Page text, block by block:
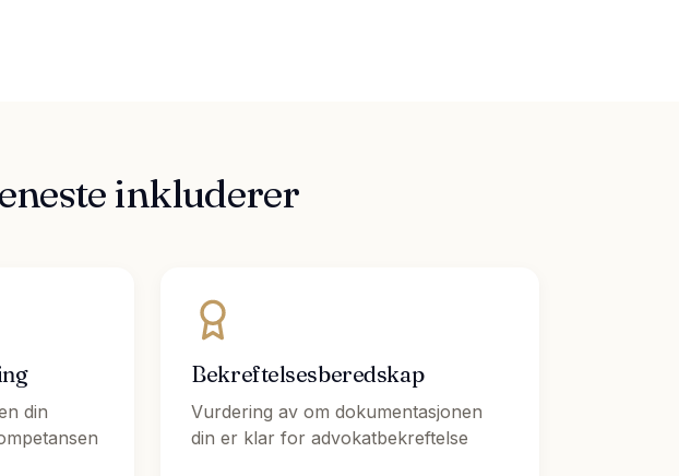
inkluderer
din
Bekreftelsesberedskap
Vurdering av om dokumentasjonen
din er klar for advokatbekreftelse